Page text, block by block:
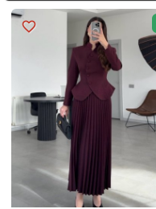
favorite_border